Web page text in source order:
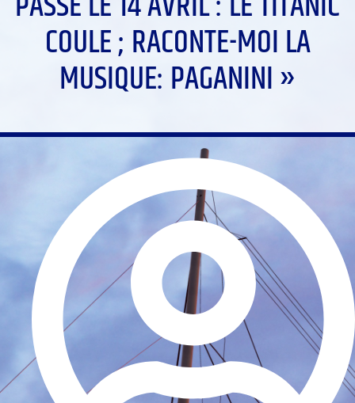
COULE ; RACONTE-MOI LA
MUSIQUE: PAGANINI »